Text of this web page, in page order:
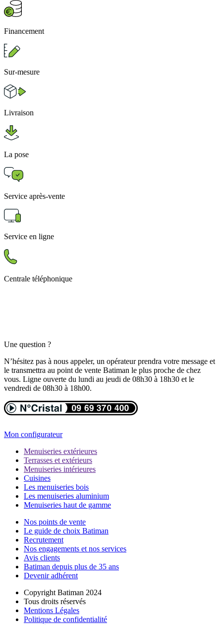
Financement
Sur-mesure
Livraison
La pose
Service après-vente
Service en ligne
Centrale téléphonique
Une question ?
N’hésitez pas à nous appeler, un opérateur prendra votre message et
le transmettra au point de vente Batiman le plus proche de chez
vous. Ligne ouverte du lundi au jeudi de 08h30 à 18h30 et le
vendredi de 08h30 à 18h00.
Mon configurateur
Menuiseries extérieures
Terrasses et extérieurs
Menuiseries intérieures
Cuisines
Les menuiseries bois
Les menuiseries aluminium
Menuiseries haut de gamme
Nos points de vente
Le guide de choix Batiman
Recrutement
Nos engagements et nos services
Avis clients
Batiman depuis plus de 35 ans
Devenir adhérent
Copyright Batiman 2024
Tous droits réservés
Mentions Légales
Politique de confidentialité